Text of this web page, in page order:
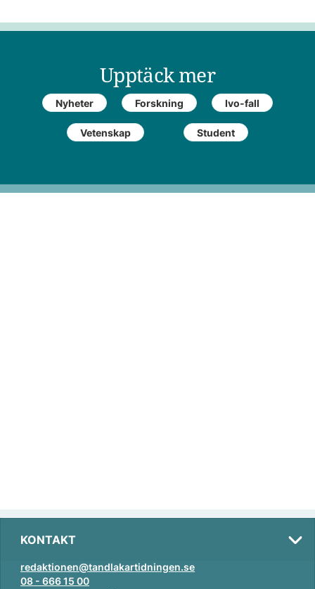
Upptäck mer
Nyheter Forskning Ivo-fall
Vetenskap Student
KONTAKT
redaktionen@tandlakartidningen.se
08 - 666 15 00